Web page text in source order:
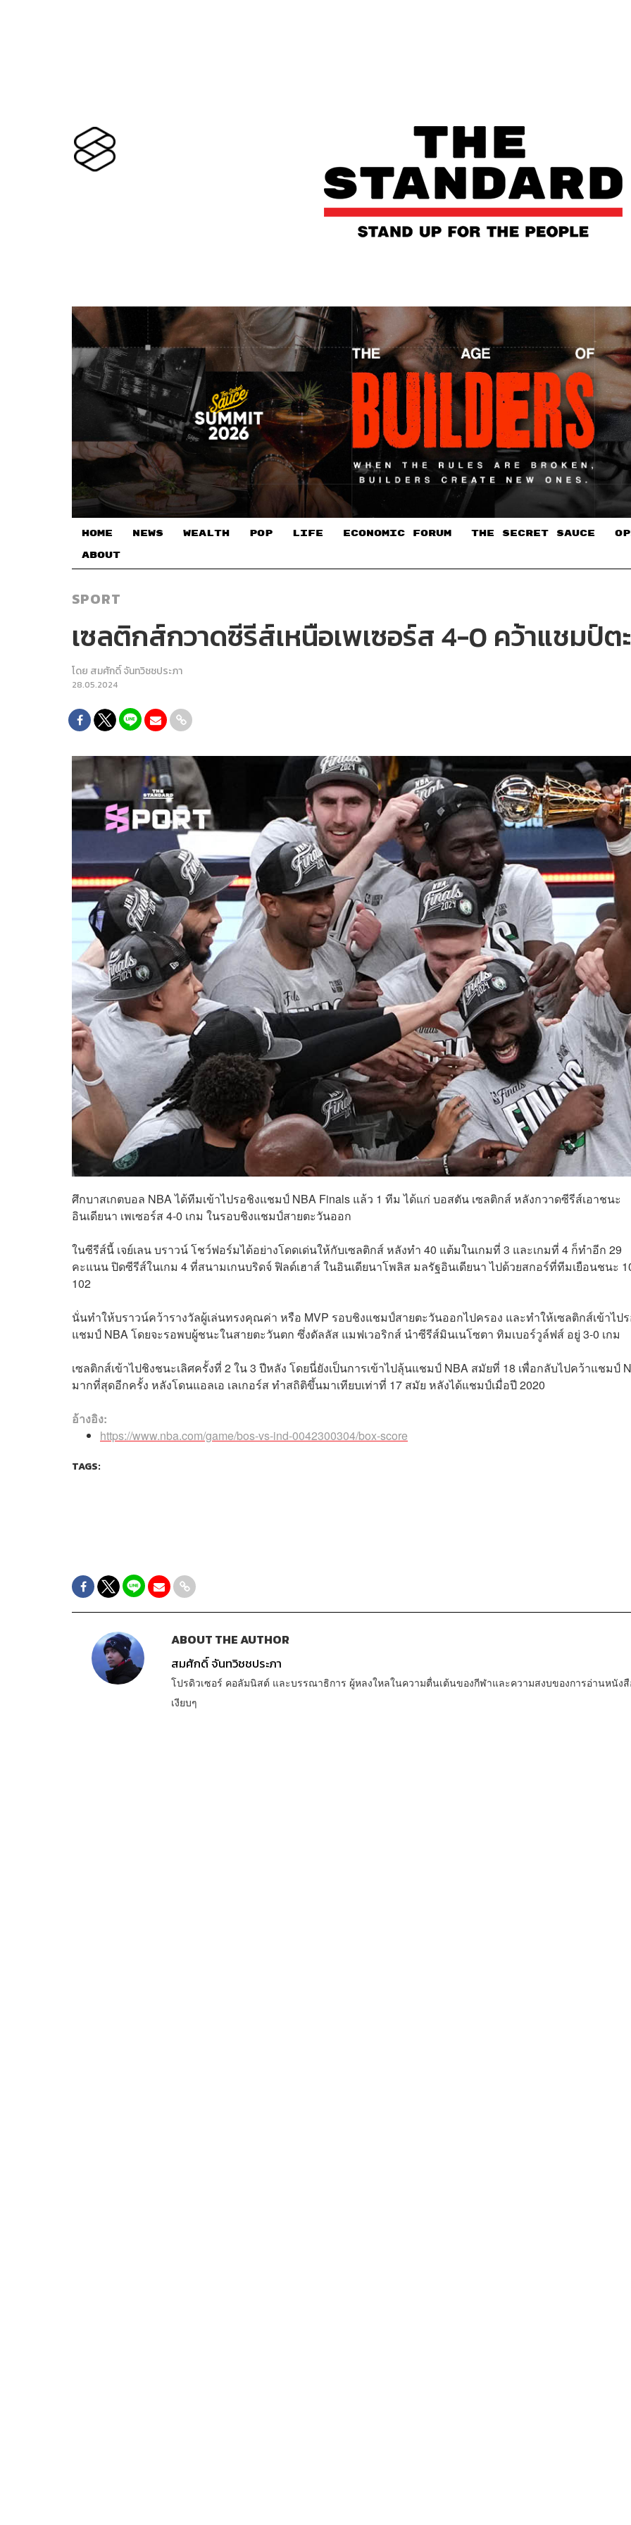
HOME NEWS WEALTH POP LIFE ECONOMIC FORUM THE SECRET SAUCE​
ABOUT
SPORT
เซลติกส์กวาดซีรีส์เหนือเพเซอร์ส 4-0 คว้าแชมป์
โดย สมศักดิ์ จันทวิชชประภา
28.05.2024
ศึกบาสเกตบอล NBA ได้ทีมเข้าไปรอชิงแชมป์ NBA Finals แล้ว 1 ทีม ได้แก่ บอสตัน เซลติกส์ หลังกวาดซีรีส์เอาชนะ
อินเดียนา เพเซอร์ส 4-0 เกม ในรอบชิงแชมป์สายตะวันออก
ในซีรีส์นี้ เจย์เลน บราวน์ โชว์ฟอร์มได้อย่างโดดเด่นให้กับเซลติกส์ หลังทำ 40 แต้มในเกมที่ 3 และเกมที่ 4 ก็ทำอีก 29
คะแนน ปิดซีรีส์ในเกม 4 ที่สนามเกนบริดจ์ ฟิลด์เฮาส์ ในอินเดียนาโพลิส มลรัฐอินเดียนา ไปด้วยสกอร์ที่ทีมเยือนชนะ
102
นั่นทำให้บราวน์คว้ารางวัลผู้เล่นทรงคุณค่า หรือ MVP รอบชิงแชมป์สายตะวันออกไปครอง และทำให้เซลติกส์เข้าไป
แชมป์ NBA โดยจะรอพบผู้ชนะในสายตะวันตก ซึ่งดัลลัส แมฟเวอริกส์ นำซีรีส์มินเนโซตา ทิมเบอร์วูล์ฟส์ อยู่ 3-0 เกม
เซลติกส์เข้าไปชิงชนะเลิศครั้งที่ 2 ใน 3 ปีหลัง โดยนี่ยังเป็นการเข้าไปลุ้นแชมป์ NBA สมัยที่ 18 เพื่อกลับไปคว้าแชมป์
มากที่สุดอีกครั้ง หลังโดนแอลเอ เลเกอร์ส ทำสถิติขึ้นมาเทียบเท่าที่ 17 สมัย หลังได้แชมป์เมื่อปี 2020
อ้างอิง:
https://www.nba.com/game/bos-vs-ind-0042300304/box-score
TAGS:
ABOUT THE AUTHOR
สมศักดิ์ จันทวิชชประภา
โปรดิวเซอร์ คอลัมนิสต์ และบรรณาธิการ ผู้หลงใหลในความตื่นเต้นของกีฬาและความสงบของการอ่านหนัง
เงียบๆ